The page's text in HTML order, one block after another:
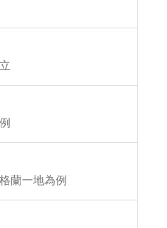
蘭一地為例